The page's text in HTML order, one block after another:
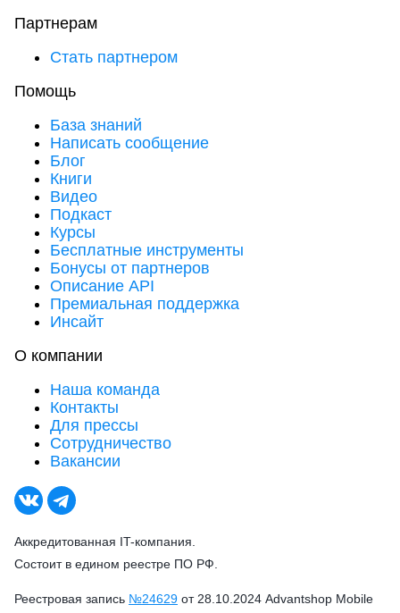
Партнерам
Стать партнером
Помощь
База знаний
Написать сообщение
Блог
Книги
Видео
Подкаст
Курсы
Бесплатные инструменты
Бонусы от партнеров
Описание API
Премиальная поддержка
Инсайт
О компании
Наша команда
Контакты
Для прессы
Сотрудничество
Вакансии
Аккредитованная IT-компания.
Состоит в едином реестре ПО РФ.
Реестровая запись №24629 от 28.10.2024 Advantshop Mobile